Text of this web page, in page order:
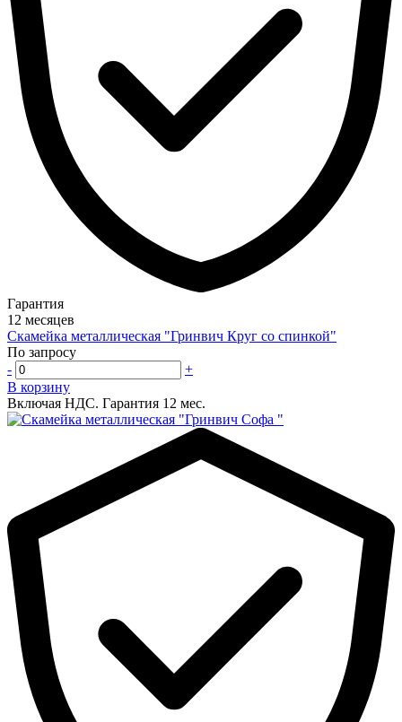
Гарантия
12 месяцев
Скамейка металлическая "Гринвич Круг со спинкой"
По запросу
-
+
В корзину
Включая НДС. Гарантия 12 мес.